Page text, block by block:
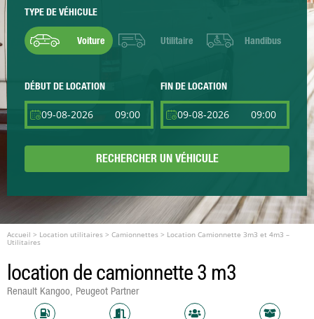
TYPE DE VÉHICULE
Voiture Utilitaire Handibus
DÉBUT DE LOCATION FIN DE LOCATION
RECHERCHER UN VÉHICULE
Accueil > Location utilitaires > Camionnettes > Location Camionnette 3m3 et 4m3 –
Utilitaires
location de camionnette 3 m3
Renault Kangoo, Peugeot Partner